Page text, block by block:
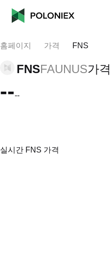
홈페이지 가격 FNS
FNSFAUNUS가격
----
실시간 FNS 가격